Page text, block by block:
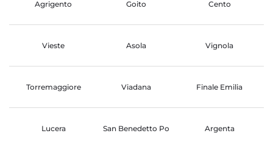
Agrigento Goito Cento
Vieste Asola Vignola
Torremaggiore Viadana Finale Emilia
Lucera San Benedetto Po Argenta